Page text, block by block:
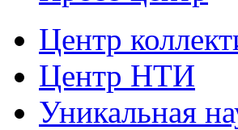
Центр
Центр НТИ
Уникальная